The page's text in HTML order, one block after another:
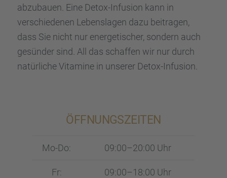
abzubauen. Eine Detox-Infusion kann in
verschie­de­nen Lebens­la­gen dazu beitra­gen,
dass Sie nicht nur energe­ti­scher, sondern auch
gesün­der sind. All das schaf­fen wir nur durch
natür­li­che Vitamine in unserer Detox-Infusion.
ÖFFNUNGS­ZEI­TEN
Mo-Do: 09:00–20:00 Uhr
Fr: 09:00–18:00 Uhr